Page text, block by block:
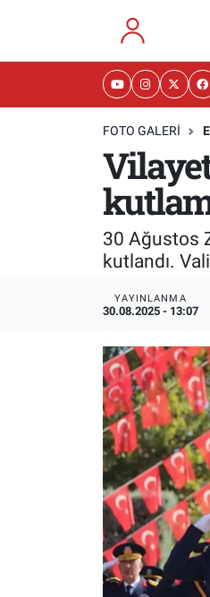
FOTO GALERI
30 Ağustos
kutlandı.
YAYINLANMA
30.08.2025 - 13:07
RESMİ İLANLAR
MAGAZİN
TEKNOLOJİ
ESKİŞEHİR NÖBETÇİ
Eskişehir Haber
Eskişehir Hava
Eskişehir Tramvay
Eskişehir Nöbetçi
Eskişehir Namaz
Eskişehir Trafik
Süper Lig Puan
Tüm Manşetler
Son Dakika Haberleri
Haber Arşivi